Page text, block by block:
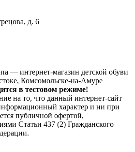
д. 6
— интернет-магазин детской обуви
Комсомольске-на-Амуре
в тестовом режиме!
на то, что данный интернет-сайт
характер и ни при
публичной офертой,
Статьи 437 (2) Гражданского